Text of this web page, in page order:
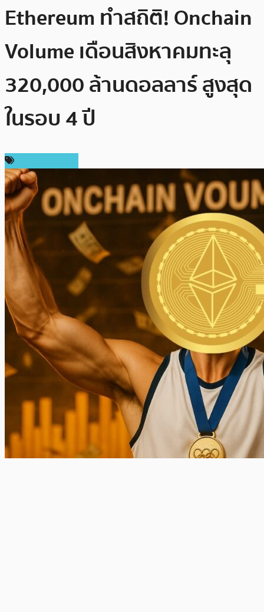
Ethereum ทำสถิติ! Onchain
Volume เดือนสิงหาคมทะลุ
320,000 ล้านดอลลาร์ สูงสุด
ในรอบ 4 ปี